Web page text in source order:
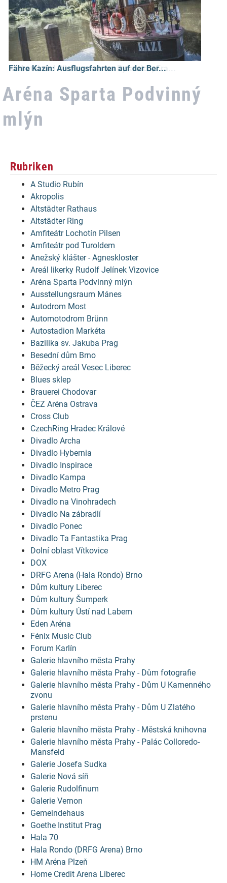
Kurhotel und Rückenzentrum Pyramida, Fra...
Aréna Sparta Podvinný
mlýn
Rubriken
A Studio Rubín
Akropolis
Altstädter Rathaus
Altstädter Ring
Amfiteátr Lochotín Pilsen
Amfiteátr pod Turoldem
Anežský klášter - Agneskloster
Areál likerky Rudolf Jelínek Vizovice
Aréna Sparta Podvinný mlýn
Ausstellungsraum Mánes
Autodrom Most
Automotodrom Brünn
Autostadion Markéta
Bazilika sv. Jakuba Prag
Besední dům Brno
Běžecký areál Vesec Liberec
Blues sklep
Brauerei Chodovar
ČEZ Aréna Ostrava
Cross Club
CzechRing Hradec Králové
Divadlo Archa
Divadlo Hybernia
Divadlo Inspirace
Divadlo Kampa
Divadlo Metro Prag
Divadlo na Vinohradech
Divadlo Na zábradlí
Divadlo Ponec
Divadlo Ta Fantastika Prag
Dolní oblast Vítkovice
DOX
DRFG Arena (Hala Rondo) Brno
Dům kultury Liberec
Dům kultury Šumperk
Dům kultury Ústí nad Labem
Eden Aréna
Fénix Music Club
Forum Karlín
Galerie hlavního města Prahy
Galerie hlavního města Prahy - Dům fotografie
Galerie hlavního města Prahy - Dům U Kamenného
zvonu
Galerie hlavního města Prahy - Dům U Zlatého
prstenu
Galerie hlavního města Prahy - Městská knihovna
Galerie hlavního města Prahy - Palác Colloredo-
Mansfeld
Galerie Josefa Sudka
Galerie Nová síň
Galerie Rudolfinum
Galerie Vernon
Gemeindehaus
Goethe Institut Prag
Hala 70
Hala Rondo (DRFG Arena) Brno
HM Aréna Plzeň
Home Credit Arena Liberec